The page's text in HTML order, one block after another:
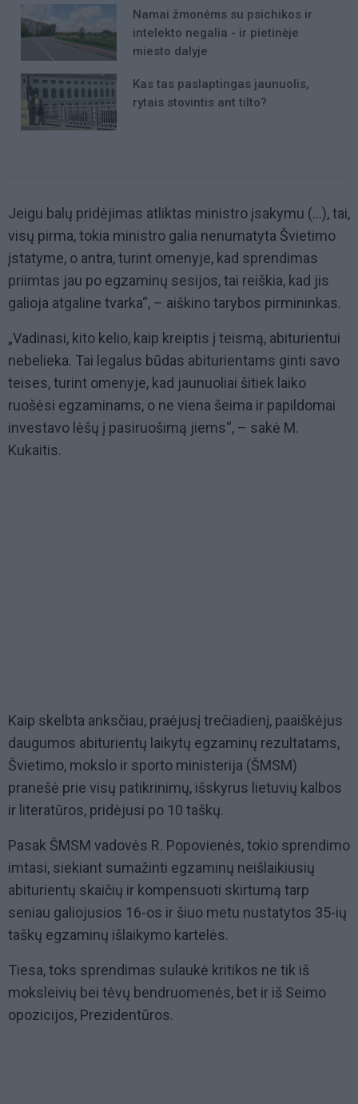
Namai žmonėms su psichikos ir
intelekto negalia - ir pietinėje
miesto dalyje
Kas tas paslaptingas jaunuolis,
rytais stovintis ant tilto?
Jeigu balų pridėjimas atliktas ministro įsakymu (…), tai,
visų pirma, tokia ministro galia nenumatyta Švietimo
įstatyme, o antra, turint omenyje, kad sprendimas
priimtas jau po egzaminų sesijos, tai reiškia, kad jis
galioja atgaline tvarka“, – aiškino tarybos pirmininkas.
„Vadinasi, kito kelio, kaip kreiptis į teismą, abiturientui
nebelieka. Tai legalus būdas abiturientams ginti savo
teises, turint omenyje, kad jaunuoliai šitiek laiko
ruošėsi egzaminams, o ne viena šeima ir papildomai
investavo lėšų į pasiruošimą jiems“, – sakė M.
Kukaitis.
Kaip skelbta anksčiau, praėjusį trečiadienį, paaiškėjus
daugumos abiturientų laikytų egzaminų rezultatams,
Švietimo, mokslo ir sporto ministerija (ŠMSM)
pranešė prie visų patikrinimų, išskyrus lietuvių kalbos
ir literatūros, pridėjusi po 10 taškų.
Pasak ŠMSM vadovės R. Popovienės, tokio sprendimo
imtasi, siekiant sumažinti egzaminų neišlaikiusių
abiturientų skaičių ir kompensuoti skirtumą tarp
seniau galiojusios 16-os ir šiuo metu nustatytos 35-ių
taškų egzaminų išlaikymo kartelės.
Tiesa, toks sprendimas sulaukė kritikos ne tik iš
moksleivių bei tėvų bendruomenės, bet ir iš Seimo
opozicijos, Prezidentūros.